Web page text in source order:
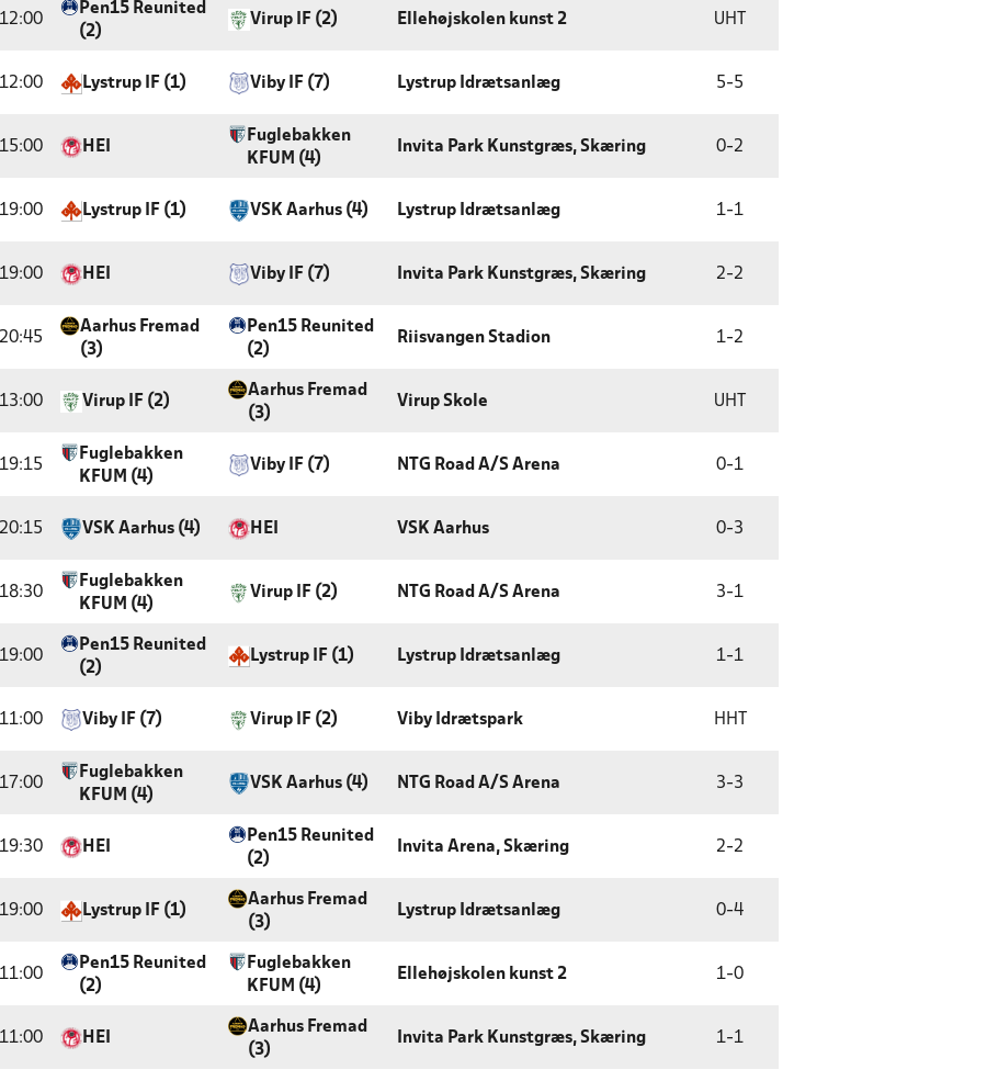
12:00
Pen15 Reunited
(2)
Virup IF (2) Ellehøjskolen kunst 2 UHT
12:00 Lystrup IF (1) Viby IF (7) Lystrup Idrætsanlæg 5-5
15:00 HEI
Fuglebakken
KFUM (4)
Invita Park Kunstgræs, Skæring 0-2
19:00 Lystrup IF (1) VSK Aarhus (4) Lystrup Idrætsanlæg 1-1
19:00 HEI Viby IF (7) Invita Park Kunstgræs, Skæring 2-2
20:45
Aarhus Fremad
(3)
Pen15 Reunited
(2)
Riisvangen Stadion 1-2
13:00 Virup IF (2)
Aarhus Fremad
(3)
Virup Skole UHT
19:15
Fuglebakken
KFUM (4)
Viby IF (7) NTG Road A/S Arena 0-1
20:15 VSK Aarhus (4) HEI VSK Aarhus 0-3
18:30
Fuglebakken
KFUM (4)
Virup IF (2) NTG Road A/S Arena 3-1
19:00
Pen15 Reunited
(2)
Lystrup IF (1) Lystrup Idrætsanlæg 1-1
11:00 Viby IF (7) Virup IF (2) Viby Idrætspark HHT
17:00
Fuglebakken
KFUM (4)
VSK Aarhus (4) NTG Road A/S Arena 3-3
19:30 HEI
Pen15 Reunited
(2)
Invita Arena, Skæring 2-2
19:00 Lystrup IF (1)
Aarhus Fremad
(3)
Lystrup Idrætsanlæg 0-4
11:00
Pen15 Reunited
(2)
Fuglebakken
KFUM (4)
Ellehøjskolen kunst 2 1-0
11:00 HEI
Aarhus Fremad
(3)
Invita Park Kunstgræs, Skæring 1-1